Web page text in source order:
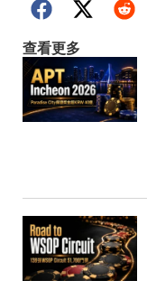
查看更多